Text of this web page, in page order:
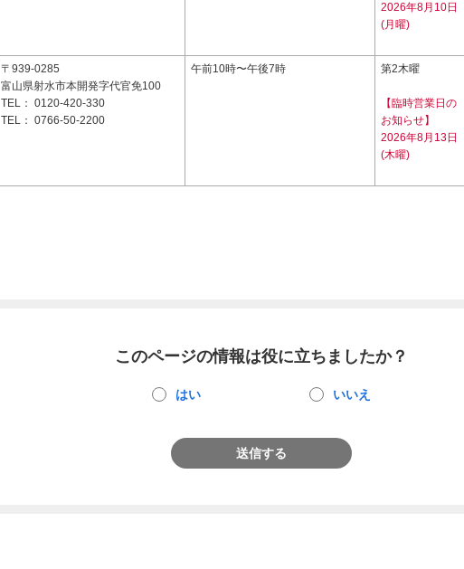
2026年8月10日
(月曜)
〒939-0285
富山県射水市本開発字代官免100
TEL： 0120-420-330
TEL： 0766-50-2200
午前10時〜午後7時 第2木曜
【臨時営業日の
お知らせ】
2026年8月13日
(木曜)
このページの情報は役に立ちましたか？
はい いいえ
送信する